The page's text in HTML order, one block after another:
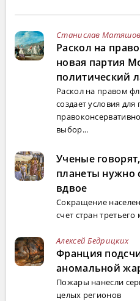
Станислав Матяшов
Раскол на
новая партия
политический
Раскол на правом
создает условия для
выбор...
Ученые
планеты нужно
вдвое
Сокращение
счет стран
Алексей Бедрицких
Франция
аномальной
Пожары нанесли
целых регионов